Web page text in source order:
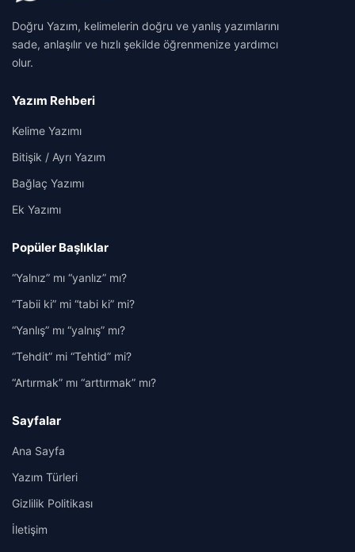
Doğru Yazım, kelimelerin doğru ve yanlış yazımlarını
sade, anlaşılır ve hızlı şekilde öğrenmenize yardımcı
olur.
Yazım Rehberi
Kelime Yazımı
Bitişik / Ayrı Yazım
Bağlaç Yazımı
Ek Yazımı
Popüler Başlıklar
“Yalnız” mı “yanlız” mı?
“Tabii ki” mi “tabi ki” mi?
“Yanlış” mı “yalnış” mı?
“Tehdit” mi “Tehtid” mi?
“Artırmak” mı “arttırmak” mı?
Sayfalar
Ana Sayfa
Yazım Türleri
Gizlilik Politikası
İletişim